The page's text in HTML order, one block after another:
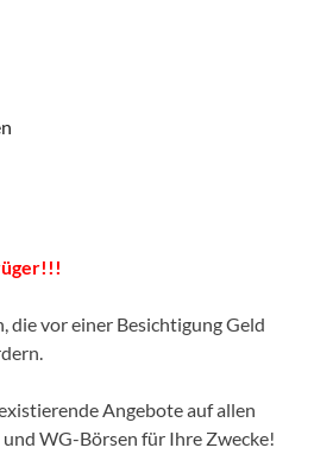
die vor einer Besichtigung Geld
Angebote auf allen
WG-Börsen für Ihre Zwecke!